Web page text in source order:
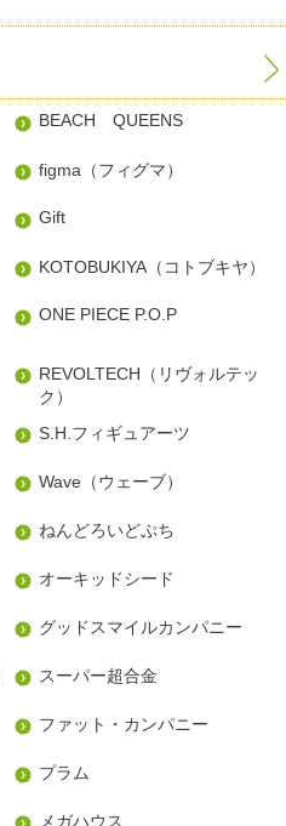
BEACH QUEENS
figma（フィグマ）
Gift
KOTOBUKIYA（コトブキヤ）
ONE PIECE P.O.P
REVOLTECH（リヴォルテッ
ク）
S.H.フィギュアーツ
Wave（ウェーブ）
ねんどろいどぷち
オーキッドシード
グッドスマイルカンパニー
スーパー超合金
ファット・カンパニー
プラム
メガハウス